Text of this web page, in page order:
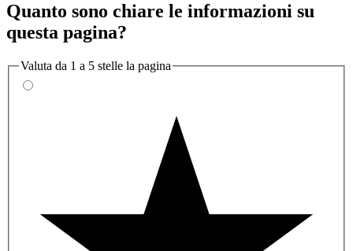
Quanto sono chiare le informazioni su
questa pagina?
Valuta da 1 a 5 stelle la pagina